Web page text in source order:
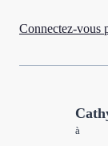
Connectez-vous
à